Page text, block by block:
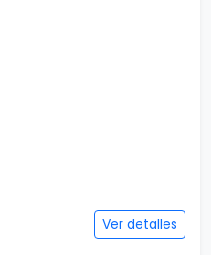
Ver detalles